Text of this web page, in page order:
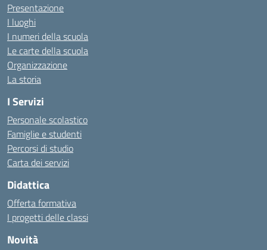
Presentazione
I luoghi
I numeri della scuola
Le carte della scuola
Organizzazione
La storia
I Servizi
Personale scolastico
Famiglie e studenti
Percorsi di studio
Carta dei servizi
Didattica
Offerta formativa
I progetti delle classi
Novità